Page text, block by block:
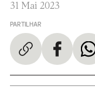
31 Mai 2023
PARTILHAR